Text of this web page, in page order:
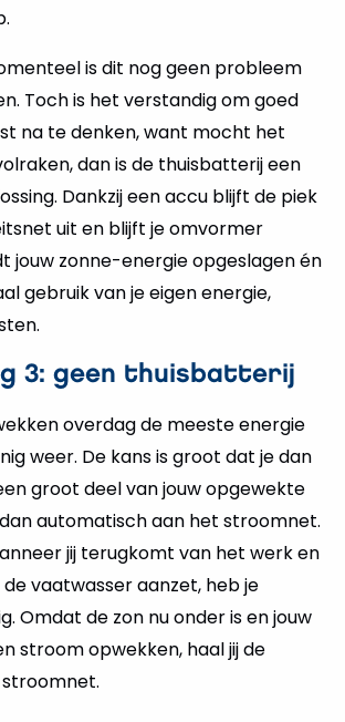
is dit nog geen probleem
Toch is het verstandig om goed
na te denken, want mocht het
dan is de thuisbatterij een
Dankzij een accu blijft de piek
uit en blijft je omvormer
jouw zonne-energie opgeslagen én
gebruik van je eigen energie,
3: geen thuisbatterij
overdag de meeste energie
weer. De kans is groot dat je dan
groot deel van jouw opgewekte
automatisch aan het stroomnet.
jij terugkomt van het werk en
vaatwasser aanzet, heb je
Omdat de zon nu onder is en jouw
stroom opwekken, haal jij de